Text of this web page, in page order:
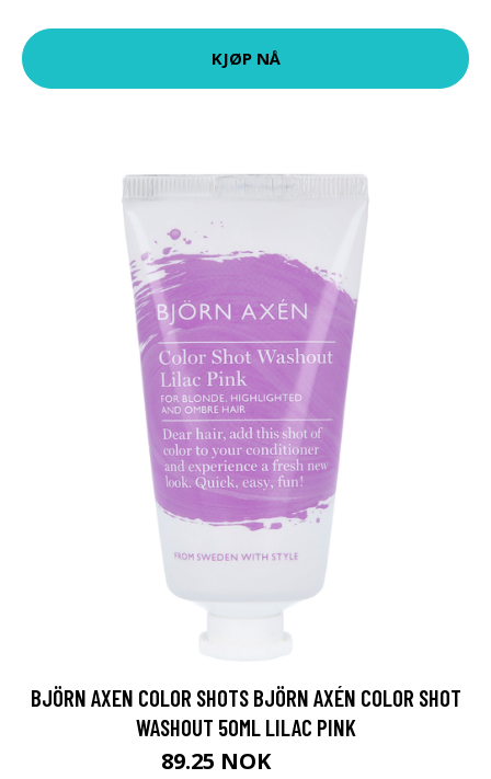
KJØP NÅ
BJÖRN AXEN COLOR SHOTS BJÖRN AXÉN COLOR SHOT
WASHOUT 50ML LILAC PINK
89.25 NOK